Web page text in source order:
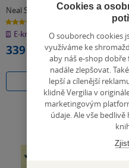
Neal Shusterman
4.3
z
5
hvězdiček
E-kniha
339 Kč
Koupit
Cookies a
O souborech cookies
využíváme ke
aby náš e-shop
nadále zlepšovat.
lepší a cílenější
klidně Vergilia v
marketingovým
údaje. Ale vše